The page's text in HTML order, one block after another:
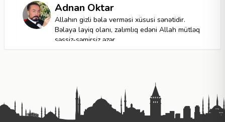
Adnan Oktar
Allahın gizli bəla verməsi xüsusi sənətidir.
Bəlaya layiq olanı, zalımlıq edəni Allah mütləq
səssiz-səmirsiz əzər.
Adnan Oktar
Şirk Allahın gücünün vicdansızcasına rədd
edilməsidir. Allahın gücündən başqa güclər
olduğunu düşünməkdir. Məsələn, xəstədir; "bu